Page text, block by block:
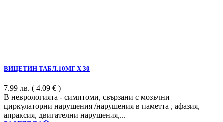
ВИЦЕТИН ТАБЛ.10МГ Х 30
7.99 лв. ( 4.09 € )
В неврологията - симптоми, свързани с мозъчни
циркулаторни нарушения /нарушения в паметта , афазия,
апраксия, двигателни нарушения,...